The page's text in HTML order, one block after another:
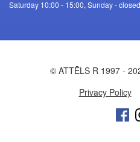
Saturday 10:00 - 15:00, Sunday -
© ATTĒLS R 1997 -
Privacy Policy